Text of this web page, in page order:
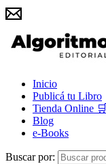
Inicio
Publicá tu Libro
Tienda Online 🛒
Blog
e-Books
Buscar por: